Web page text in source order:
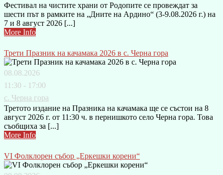
Фестивал на чистите храни от Родопите се провеждат за
шести път в рамките на „Дните на Ардино“ (3-9.08.2026 г.) на
7 и 8 август 2026 [...]
More Info
Трети Празник на качамака 2026 в с. Черна гора
08.08.2026
11:30 - 17:00
с. Черна гора
Третото издание на Празника на качамака ще се състои на 8
август 2026 г. от 11:30 ч. в пернишкото село Черна гора. Това
съобщиха за [...]
More Info
VI Фолклорен събор „Еркешки корени“